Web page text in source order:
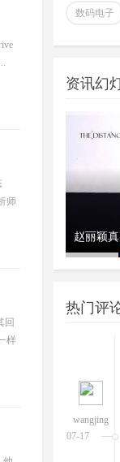
师
回
样
数码电子
资讯幻
赵丽颖
热门评
07-17
wangjing